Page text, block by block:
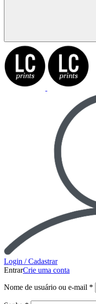
Login / Cadastrar
EntrarCrie uma conta
Nome de usuário ou e-mail *